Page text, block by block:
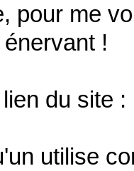
pour me
!
du site :
utilise